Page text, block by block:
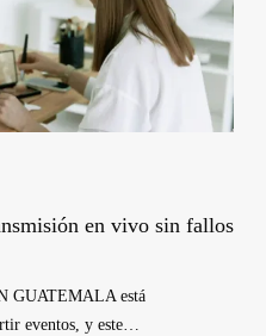
en vivo sin fallos
GUATEMALA está
eventos, y este…